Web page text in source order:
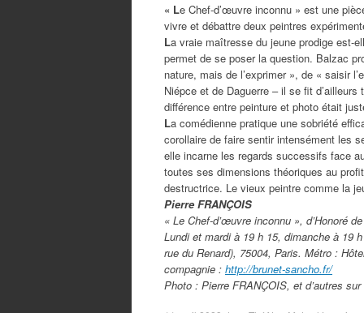
« Le Chef-d’œuvre inconnu » est une
vivre et débattre deux peintres
La vraie maîtresse du jeune prodige est-
permet de se poser la question. Balzac
nature, mais de l’exprimer », de « saisir
Niépce et de Daguerre – il se fit
différence entre peinture et photo était
La comédienne pratique une sobriété
corollaire de faire sentir intensément les
elle incarne les regards successifs face
toutes ses dimensions théoriques au
destructrice. Le vieux peintre comme la
Pierre FRANÇOIS
« Le Chef-d’œuvre inconnu », d’Honoré
Lundi et mardi à 19 h 15, dimanche à 19
rue du Renard), 75004, Paris. Métro :
compagnie : http://brunet-sancho.fr/
Photo : Pierre FRANÇOIS, et d’autres sur